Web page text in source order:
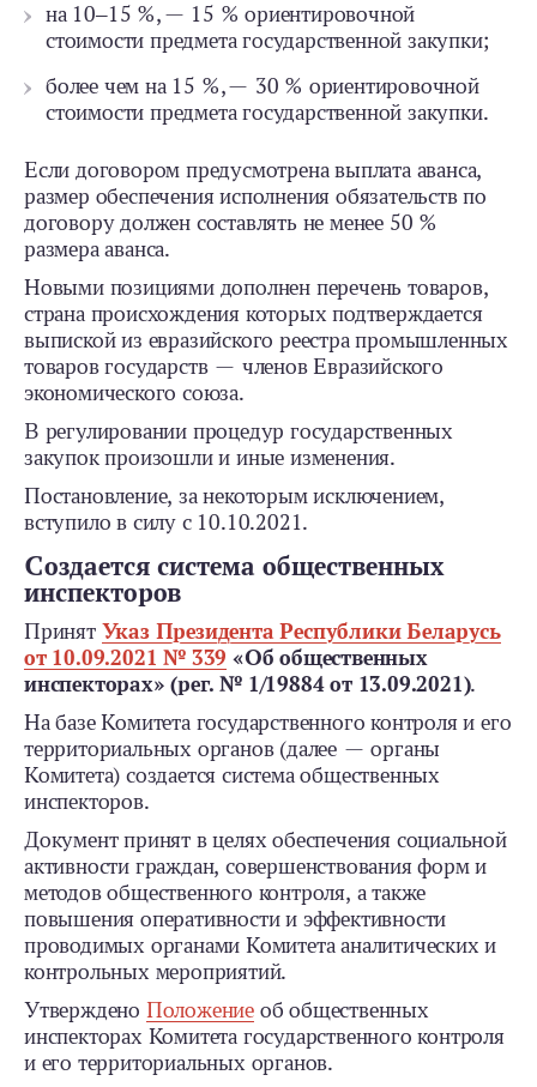
на 10‒15 %, — 15 % ориентировочной
стоимости предмета государственной закупки;
более чем на 15 %, — 30 % ориентировочной
стоимости предмета государственной закупки.
Если договором предусмотрена выплата аванса,
размер обеспечения исполнения обязательств по
договору должен составлять не менее 50 %
размера аванса.
Новыми позициями дополнен перечень товаров,
страна происхождения которых подтверждается
выпиской из евразийского реестра промышленных
товаров государств — членов Евразийского
экономического союза.
В регулировании процедур государственных
закупок произошли и иные изменения.
Постановление, за некоторым исключением,
вступило в силу с 10.10.2021.
Создается система общественных
инспекторов
Принят Указ Президента Республики Беларусь
от 10.09.2021 № 339 «Об общественных
инспекторах» (рег. № 1/19884 от 13.09.2021).
На базе Комитета государственного контроля и его
территориальных органов (далее — органы
Комитета) создается система общественных
инспекторов.
Документ принят в целях обеспечения социальной
активности граждан, совершенствования форм и
методов общественного контроля, а также
повышения оперативности и эффективности
проводимых органами Комитета аналитических и
контрольных мероприятий.
Утверждено Положение об общественных
инспекторах Комитета государственного контроля
и его территориальных органов.